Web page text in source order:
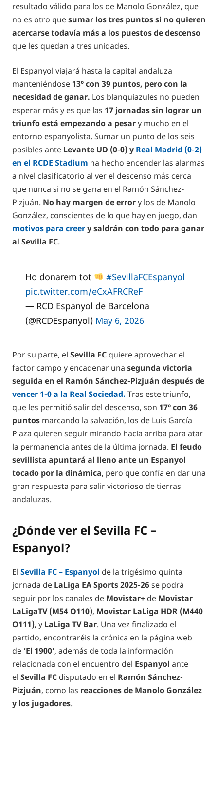
resultado válido para los de Manolo González, que
no es otro quesumar los tres puntos si no quieren
acercarse todavía más a los puestos de descenso
que les quedan a tres unidades.
El Espanyol viajará hasta la capital andaluza
manteniéndose 13º con 39 puntos, pero con la
necesidad de ganar. Los blanquiazules no pueden
esperar más y es que las 17 jornadas sin lograr un
triunfo está empezando a pesary mucho en el
entorno espanyolista. Sumar un punto de los seis
posibles ante Levante UD (0-0) y Real Madrid (0-2)
en el RCDE Stadium ha hecho encender las alarmas
a nivel clasificatorio al ver el descenso más cerca
que nunca si no se gana en el Ramón Sánchez-
Pizjuán. No hay margen de errory los de Manolo
González, conscientes de lo que hay en juego, dan
motivos para creery saldrán con todo para ganar
al Sevilla FC.
Ho donarem tot
#SevillaFCEspanyol
pic.twitter.com/eCxAFRCReF
— RCD Espanyol de Barcelona
(@RCDEspanyol) May 6, 2026
Por su parte, el Sevilla FC quiere aprovechar el
factor campo y encadenar una segunda victoria
seguida en el Ramón Sánchez-Pizjuán después de
vencer 1-0 a la Real Sociedad. Tras este triunfo,
que les permitió salir del descenso, son 17º con 36
puntos marcando la salvación, los de Luis García
Plaza quieren seguir mirando hacia arriba para atar
la permanencia antes de la última jornada. El feudo
sevillista apuntará al lleno ante un Espanyol
tocado por la dinámica, pero que confía en dar una
gran respuesta para salir victorioso de tierras
andaluzas.
¿Dónde ver el Sevilla FC –
Espanyol?
El Sevilla FC – Espanyol de la trigésimo quinta
jornada de LaLiga EA Sports 2025-26se podrá
seguir por los canales de Movistar+ de Movistar
LaLigaTV (M54 O110), Movistar LaLiga HDR (M440
O111), y LaLiga TV Bar. Una vez finalizado el
partido, encontraréis la crónica en la página web
de ‘El 1900’, además de toda la información
relacionada con el encuentro del Espanyol ante
el Sevilla FC disputado en el Ramón Sánchez-
Pizjuán, como las reacciones de Manolo González
y los jugadores.